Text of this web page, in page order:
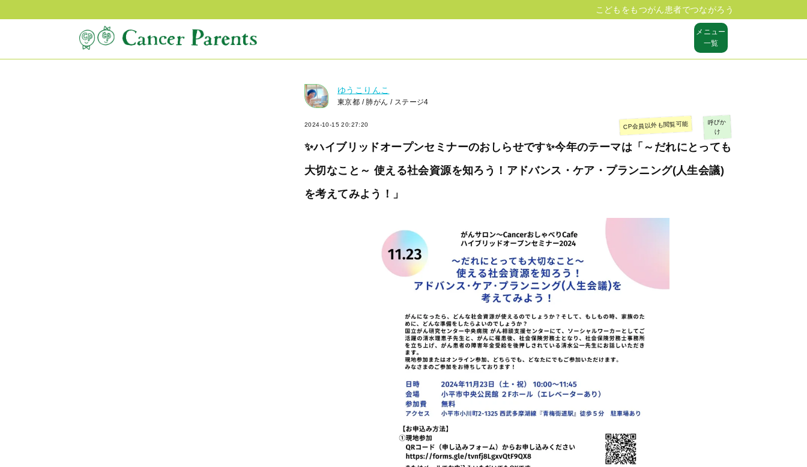
こどもをもつがん患者でつながろう
メニュー
一覧
ゆうこりんこ
東京都 / 肺がん / ステージ4
2024-10-15 20:27:20
✨ハイブリッドオープンセミナーのおしらせです✨今年のテーマは「～だれにとっても
大切なこと～ 使える社会資源を知ろう！アドバンス・ケア・プランニング(人生会議)
を考えてみよう！」
CP会員以外も閲覧可能 呼びか
け